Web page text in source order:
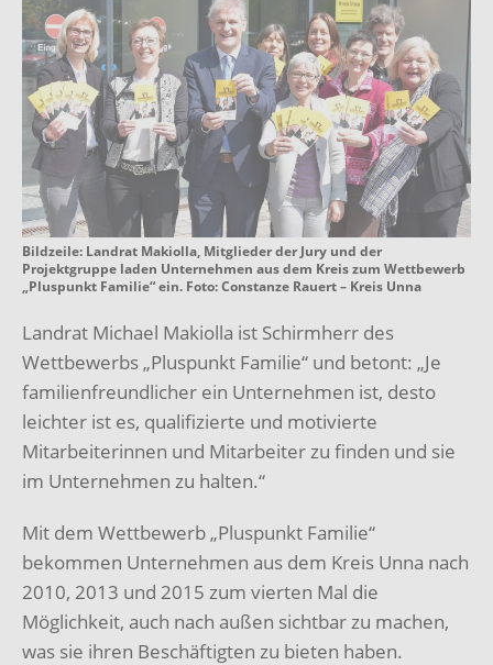
Bildzeile: Landrat Makiolla, Mitglieder der Jury und der
Projektgruppe laden Unternehmen aus dem Kreis zum Wettbewerb
„Pluspunkt Familie“ ein. Foto: Constanze Rauert – Kreis Unna
Landrat Michael Makiolla ist Schirmherr des
Wettbewerbs „Pluspunkt Familie“ und betont: „Je
familienfreundlicher ein Unternehmen ist, desto
leichter ist es, qualifizierte und motivierte
Mitarbeiterinnen und Mitarbeiter zu finden und sie
im Unternehmen zu halten.“
Mit dem Wettbewerb „Pluspunkt Familie“
bekommen Unternehmen aus dem Kreis Unna nach
2010, 2013 und 2015 zum vierten Mal die
Möglichkeit, auch nach außen sichtbar zu machen,
was sie ihren Beschäftigten zu bieten haben.